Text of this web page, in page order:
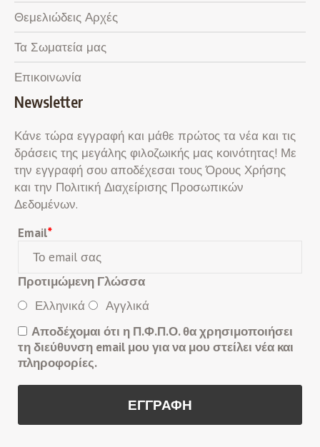
Θεμελιώδεις Αρχές
Τα Σωματεία μας
Επικοινωνία
Newsletter
Κάνε τώρα εγγραφή και μάθε πρώτος τα νέα και τις
δράσεις της μεγάλης φιλοζωικής μας κοινότητας! Με
την εγγραφή σου αποδέχεσαι τους Όρους Χρήσης
και την Πολιτική Διαχείρισης Προσωπικών
Δεδομένων.
Email*
Προτιμώμενη Γλώσσα
Ελληνικά
Αγγλικά
Αποδέχομαι ότι η Π.Φ.Π.Ο. θα χρησιμοποιήσει
τη διεύθυνση email μου για να μου στείλει νέα και
πληροφορίες.